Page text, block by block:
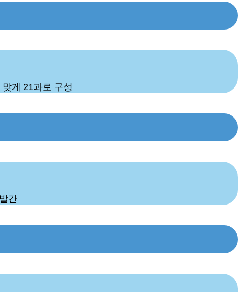
게 21과로 구성
간